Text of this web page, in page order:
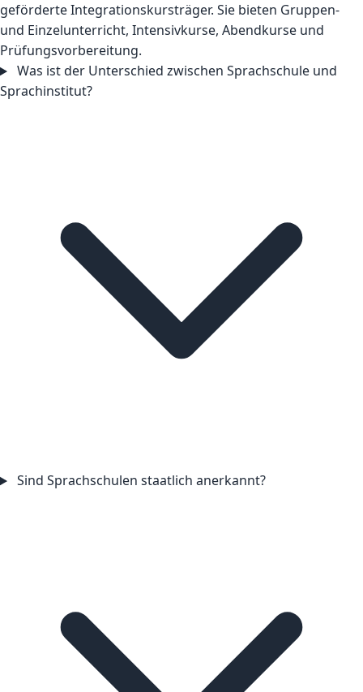
geförderte Integrationskursträger. Sie bieten Gruppen-
und Einzelunterricht, Intensivkurse, Abendkurse und
Prüfungsvorbereitung.
Was ist der Unterschied zwischen Sprachschule und
Sprachinstitut?
Sind Sprachschulen staatlich anerkannt?